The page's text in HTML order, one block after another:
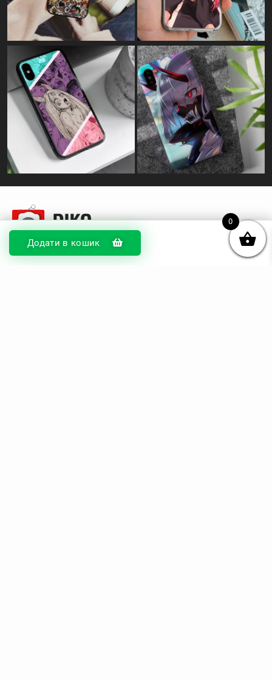
Додати в кошик
0